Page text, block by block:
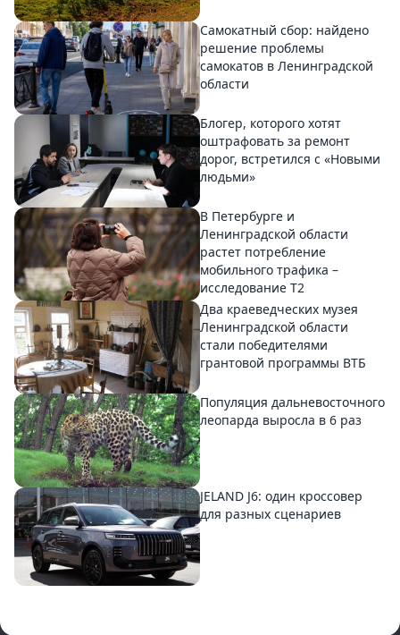
Самокатный сбор: найдено
решение проблемы
самокатов в Ленинградской
области
Блогер, которого хотят
оштрафовать за ремонт
дорог, встретился с «Новыми
людьми»
В Петербурге и
Ленинградской области
растет потребление
мобильного трафика –
исследование T2
Два краеведческих музея
Ленинградской области
стали победителями
грантовой программы ВТБ
Популяция дальневосточного
леопарда выросла в 6 раз
JELAND J6: один кроссовер
для разных сценариев